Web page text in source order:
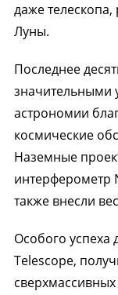
даже
Луны.
Последнее
значительными
астрономии
космические
Наземные
интерферометр
также внесли
Особого успеха
Telescope,